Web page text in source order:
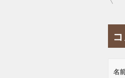
ナ
ビ
ー
名